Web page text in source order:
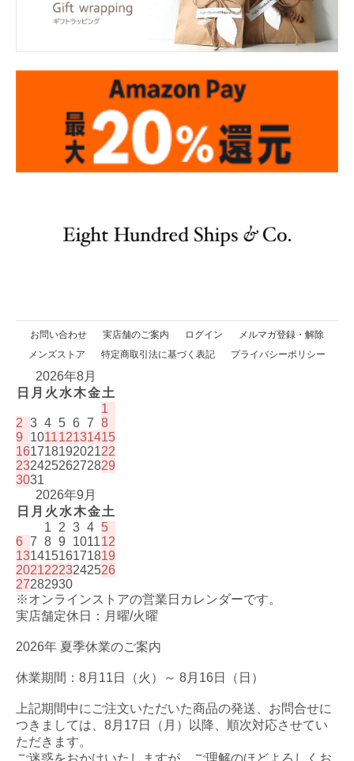
お問い合わせ 実店舗のご案内 ログイン
メルマガ登録・解除
メンズストア
特定商取引法に基づく表記 プライバシーポリシー
2026年8月
日 月 火 水木金土
1
2 3 4 5 6 7 8
9
101112131415
16171819202122
23242526272829
3031
2026年9月
日 月 火 水木金土
1
2 3 4 5
6 7 8 9 101112
13141516171819
20212223242526
27282930
※オンラインストアの営業日カレンダーです。
実店舗定休日：月曜/火曜
2026年 夏季休業のご案内
休業期間：8月11日（火）～ 8月16日（日）
上記期間中にご注文いただいた商品の発送、お問合せに
つきましては、8月17日（月）以降、順次対応させてい
ただきます。
ご迷惑をおかけいたしますが、ご理解のほどよろしくお